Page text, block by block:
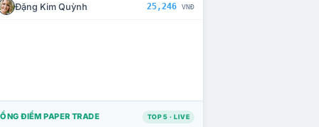
Đặng Kim Quỳnh 25,246 VNĐ
ĐIỂM PAPER TRADE TOP 5 · LIVE